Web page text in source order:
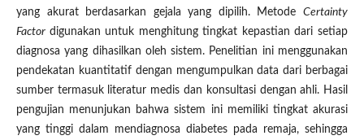
yang akurat berdasarkan gejala yang dipilih. MetodeCertainty
Factor digunakan untuk menghitung tingkat kepastian dari setiap
diagnosa yang dihasilkan oleh sistem. Penelitian ini menggunakan
pendekatan kuantitatif dengan mengumpulkan data dari berbagai
sumber termasuk literatur medis dan konsultasi dengan ahli. Hasil
pengujian menunjukan bahwa sistem ini memiliki tingkat akurasi
yang tinggi dalam mendiagnosa diabetes pada remaja, sehingga